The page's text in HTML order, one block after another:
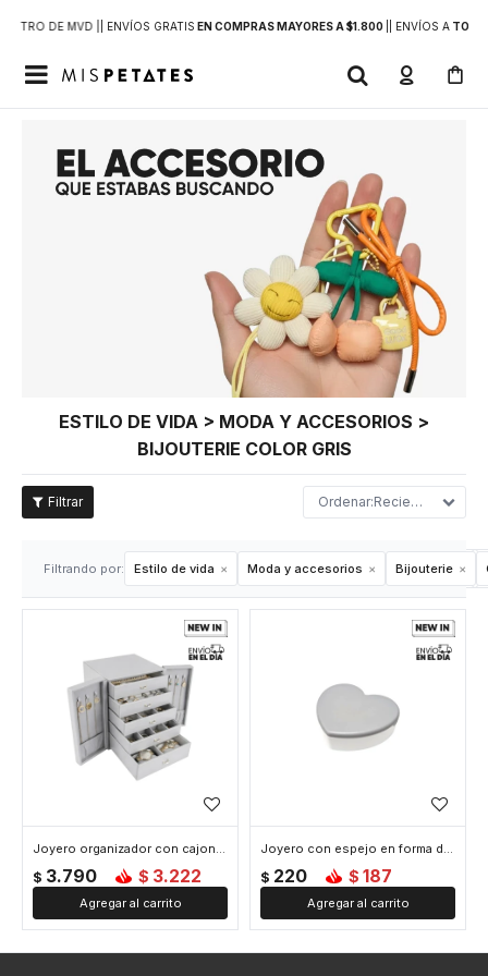
DE MVD | | ENVÍOS GRATIS EN COMPRAS MAYORES A $1.800 | ENVÍOS ATODO

ESTILO DE VIDA > MODA Y ACCESORIOS >
BIJOUTERIE COLOR GRIS
Recientes
Filtrando por: Estilo de vida Moda y accesorios Bijouterie
Joyero organizador con cajones y puertitas - 21x17x24cm - Gris
$ 3.790 $ 3.222
Joyero con espejo en forma de corazon - 10x9x3cm - Gris
$ 220 $ 187